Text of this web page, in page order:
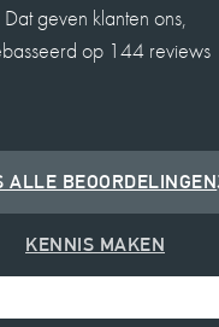
Dat geven klanten ons,
op 144 reviews
ALLE BEOORDELINGEN
KENNIS MAKEN
DE JONG
25